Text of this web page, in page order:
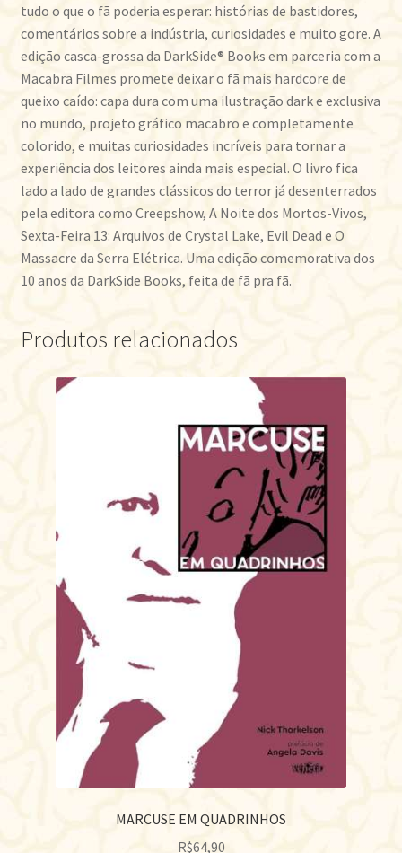
tudo o que o fã poderia esperar: histórias de bastidores,
comentários sobre a indústria, curiosidades e muito gore. A
edição casca-grossa da DarkSide® Books em parceria com a
Macabra Filmes promete deixar o fã mais hardcore de
queixo caído: capa dura com uma ilustração dark e exclusiva
no mundo, projeto gráfico macabro e completamente
colorido, e muitas curiosidades incríveis para tornar a
experiência dos leitores ainda mais especial. O livro fica
lado a lado de grandes clássicos do terror já desenterrados
pela editora como Creepshow, A Noite dos Mortos-Vivos,
Sexta-Feira 13: Arquivos de Crystal Lake, Evil Dead e O
Massacre da Serra Elétrica. Uma edição comemorativa dos
10 anos da DarkSide Books, feita de fã pra fã.
Produtos relacionados
MARCUSE EM QUADRINHOS
R$64,90